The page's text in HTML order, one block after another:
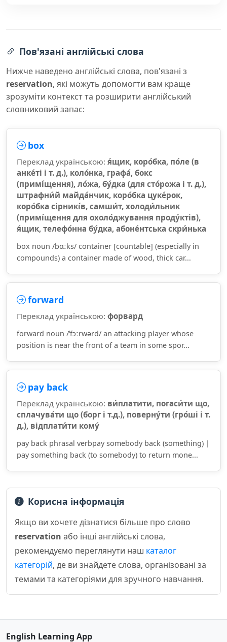
Пов'язані англійські слова
Нижче наведено англійські слова, пов'язані з
reservation, які можуть допомогти вам краще
зрозуміти контекст та розширити англійський
словниковий запас:
box
Переклад українською: я́щик, коро́бка, по́ле (в
анке́ті і т. д.), коло́нка, графа́, бокс
(примі́щення), ло́жа, бу́дка (для сто́рожа і т. д.),
штрафни́й майда́нчик, коро́бка цуке́рок,
коро́бка сірникі́в, самши́т, холоди́льник
(примі́щення для охоло́джування проду́ктів),
я́щик, телефо́нна бу́дка, абоне́нтська скри́нька
box noun /bɑːks/ container [countable] (especially in
compounds) a container made of wood, thick car...
forward
Переклад українською: форвард
forward noun /ˈfɔːrwərd/ an attacking player whose
position is near the front of a team in some spor...
pay back
Переклад українською: ви́платити, погаси́ти що,
сплачува́ти що (борг і т.д.), поверну́ти (гро́ші і т.
д.), відплати́ти кому́
pay back phrasal verbpay somebody back (something) |
pay something back (to somebody) to return mone...
Корисна інформація
Якщо ви хочете дізнатися більше про слово
reservation або інші англійські слова,
рекомендуємо переглянути наш каталог
категорій, де ви знайдете слова, організовані за
темами та категоріями для зручного навчання.
English Learning App